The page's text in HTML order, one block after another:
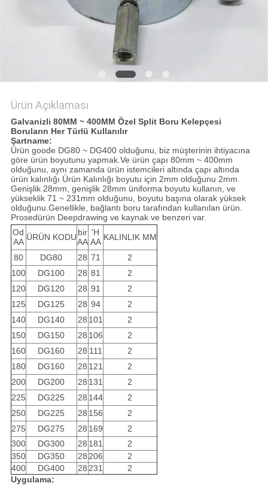
Ürün Açıklaması
Galvanizli 80MM ~ 400MM Özel Split Boru Kelepçesi
Boruların Her Türlü Kullanılır
Şartname:
Ürün goode DG80 ~ DG400 olduğunu, biz müşterinin ihtiyacına
göre ürün boyutunu yapmak.Ve ürün çapı 80mm ~ 400mm
olduğunu, aynı zamanda ürün istemcileri altında çapı altında
ürün kalınlığı Ürün Kalınlığı boyutu için 2mm olduğunu 2mm.
Genişlik 28mm, genişlik 28mm üniforma boyutu kullanın, ve
yükseklik 71 ~ 231mm olduğunu, boyutu başına olarak yüksek
olduğunu.Genellikle, bağlantı boru tarafından kullanılan ürün.
Prosedürün Deepdrawing ve kaynak ve benzeri var.
Od
AA ÜRÜN KODU bir
AA
'H
AA KALINLIK MM
80 DG80 28 71
2
100
DG100 28 81
2
120
DG120 28 91
2
125
DG125 28 94
2
140
DG140 28 101
2
150
DG150 28 106
2
160
DG160 28 111
2
180
DG160 28 121
2
200
DG200 28 131
2
225
DG225 28 144
2
250
DG225 28 156
2
275
DG275 28 169
2
300
DG300 28 181
2
350
DG350 28206
2
400
DG400 28231
2
Uygulama: